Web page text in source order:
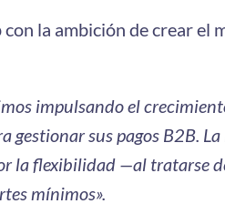
la ambición de crear el
impulsando el
gestionar sus pagos B2B.
la flexibilidad —al tratarse
mínimos».